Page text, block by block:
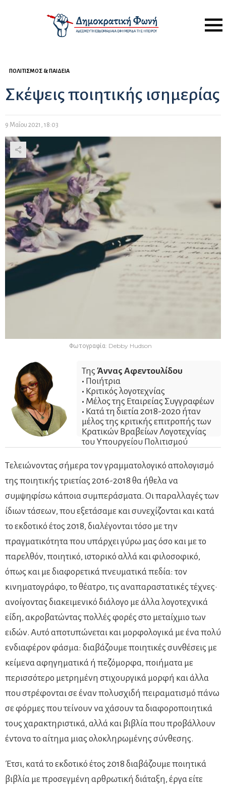
Menu
ΠΟΛΙΤΙΣΜΌΣ & ΠΑΙΔΕΊΑ
Σκέψεις ποιητικής ισημερίας
9 Μαΐου 2021, 18:03
Φωτογραφία: Debby Hudson
ΤηςΆννας Αφεντουλίδου
• Ποιήτρια
• Κριτικός λογοτεχνίας
• Μέλος της Εταιρείας Συγγραφέων
• Κατά τη διετία 2018-2020 ήταν
μέλος της κριτικής επιτροπής των
Κρατικών Βραβείων Λογοτεχνίας
του Υπουργείου Πολιτισμού
Τελειώνοντας σήμερα τον γραμματολογικό απολογισμό
της ποιητικής τριετίας 2016-2018 θα ήθελα να
συμψηφίσω κάποια συμπεράσματα. Οι παραλλαγές των
ίδιων τάσεων, που εξετάσαμε και συνεχίζονται και κατά
το εκδοτικό έτος 2018, διαλέγονται τόσο με την
πραγματικότητα που υπάρχει γύρω μας όσο και με το
παρελθόν, ποιητικό, ιστορικό αλλά και φιλοσοφικό,
όπως και με διαφορετικά πνευματικά πεδία: τον
κινηματογράφο, το θέατρο, τις αναπαραστατικές τέχνες·
ανοίγοντας διακειμενικό διάλογο με άλλα λογοτεχνικά
είδη, ακροβατώντας πολλές φορές στο μεταίχμιο των
ειδών. Αυτό αποτυπώνεται και μορφολογικά με ένα πολύ
ενδιαφέρον φάσμα: διαβάζουμε ποιητικές συνθέσεις με
κείμενα αφηγηματικά ή πεζόμορφα, ποιήματα με
περισσότερο μετρημένη στιχουργικά μορφή και άλλα
που στρέφονται σε έναν πολυσχιδή πειραματισμό πάνω
σε φόρμες που τείνουν να χάσουν τα διαφοροποιητικά
τους χαρακτηριστικά, αλλά και βιβλία που προβάλλουν
έντονα το αίτημα μιας ολοκληρωμένης σύνθεσης.
Έτσι, κατά το εκδοτικό έτος 2018 διαβάζουμε ποιητικά
βιβλία με προσεγμένη αρθρωτική διάταξη, έργα είτε